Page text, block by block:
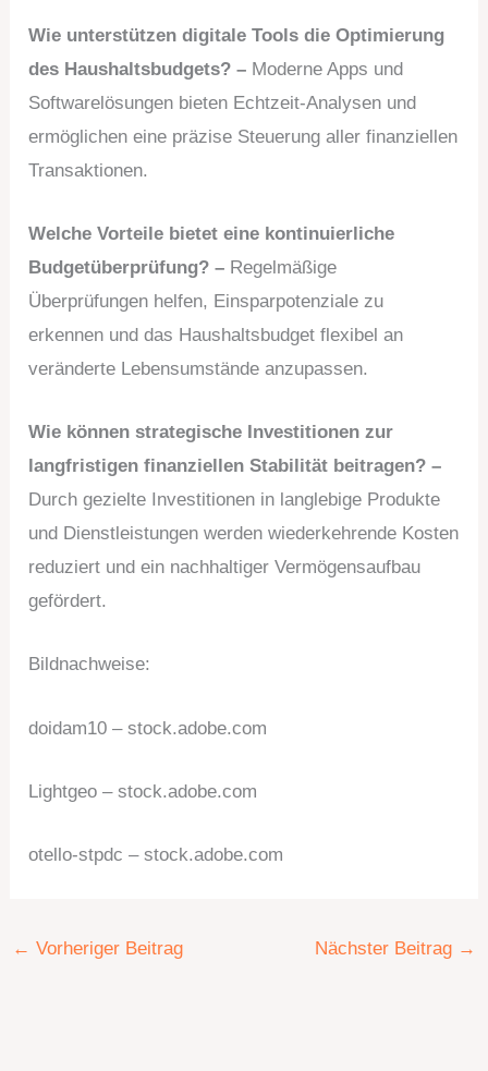
Wie unterstützen digitale Tools die Optimierung
des Haushaltsbudgets? – Moderne Apps und
Softwarelösungen bieten Echtzeit-Analysen und
ermöglichen eine präzise Steuerung aller finanziellen
Transaktionen.
Welche Vorteile bietet eine kontinuierliche
Budgetüberprüfung? – Regelmäßige
Überprüfungen helfen, Einsparpotenziale zu
erkennen und das Haushaltsbudget flexibel an
veränderte Lebensumstände anzupassen.
Wie können strategische Investitionen zur
langfristigen finanziellen Stabilität beitragen? –
Durch gezielte Investitionen in langlebige Produkte
und Dienstleistungen werden wiederkehrende Kosten
reduziert und ein nachhaltiger Vermögensaufbau
gefördert.
Bildnachweise:
doidam10 – stock.adobe.com
Lightgeo – stock.adobe.com
otello-stpdc – stock.adobe.com
← Vorheriger Beitrag Nächster Beitrag →